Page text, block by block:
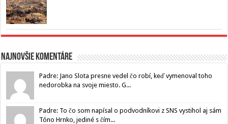
Najnovšie komentáre
Padre: Jano Slota presne vedel čo robí, keď vymenoval toho
nedorobka na svoje miesto. G...
Padre: To čo som napísal o podvodníkovi z SNS vystihol aj sám
Tóno Hrnko, jediné s čím...